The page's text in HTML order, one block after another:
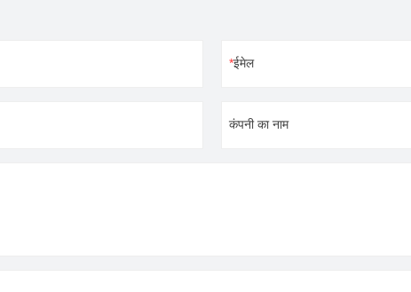
ईमेल
कंपनी का नाम